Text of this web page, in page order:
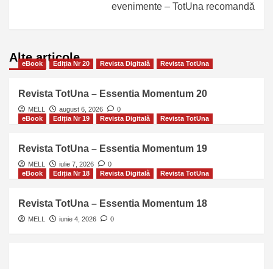
evenimente – TotUna recomandă
Alte articole…
eBook Ediția Nr 20 Revista Digitală Revista TotUna
Revista TotUna – Essentia Momentum 20
MELL august 6, 2026
0
eBook
Ediția Nr 19 Revista Digitală Revista TotUna
Revista TotUna – Essentia Momentum 19
MELL iulie 7, 2026
0
eBook
Ediția Nr 18 Revista Digitală Revista TotUna
Revista TotUna – Essentia Momentum 18
MELL iunie 4, 2026 0